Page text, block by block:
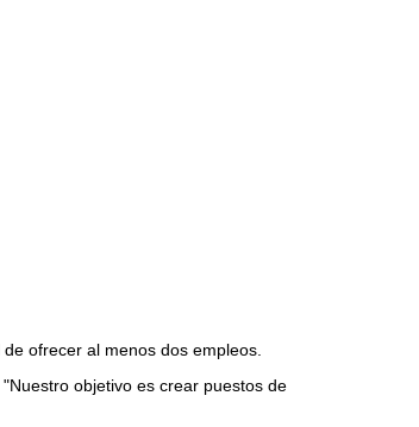
ofrecer al menos dos empleos.
objetivo es crear puestos de